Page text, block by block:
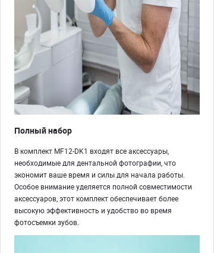
Полный набор
В комплект MF12-DK1 входят все аксессуары,
необходимые для дентальной фотографии, что
экономит ваше время и силы для начала работы.
Особое внимание уделяется полной совместимости
аксессуаров, этот комплект обеспечивает более
высокую эффективность и удобство во время
фотосъемки зубов.